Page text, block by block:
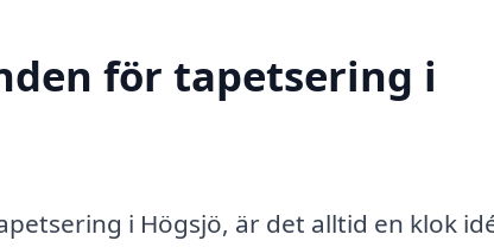
för tapetsering i
i Högsjö, är det alltid en klok